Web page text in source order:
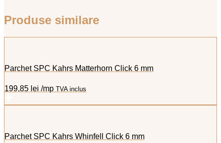
Produse similare
Parchet SPC Kahrs Matterhorn Click 6 mm
199,85 lei /mp TVA inclus
Parchet SPC Kahrs Whinfell Click 6 mm